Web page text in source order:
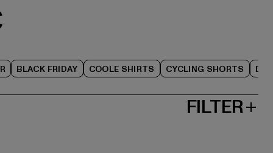
BLACK FRIDAY COOLE SHIRTS CYCLING SHORTS
FILTER